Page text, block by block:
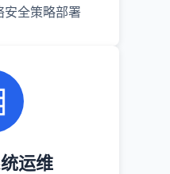
安全策略部署
运维